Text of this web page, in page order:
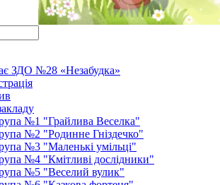
ЗДО №28 «Незабудка»
№1 "Грайлива Веселка"
№2 "Родинне Гніздечко"
№3 "Маленькі умільці"
№4 "Кмітливі дослідники"
№5 "Веселий вулик"